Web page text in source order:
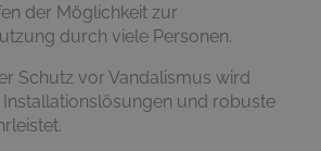
der Möglichkeit zur
durch viele Personen.
Schutz vor Vandalismus wird
und robuste